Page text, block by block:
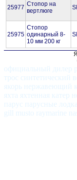
25977 Стопор на
вертлюге
25975
Стопор
одинарный 8-
10 мм 200 кг
официальный дилер
трос синтетический
якорь нержавеющий
яхта яхтенная катер
парус парусные
gill musto raymarine